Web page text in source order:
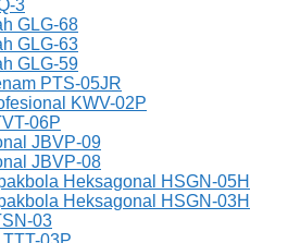
3
GLG-68
GLG-63
GLG-59
PTS-05JR
KWV-02P
06P
JBVP-09
JBVP-08
Heksagonal HSGN-05H
Heksagonal HSGN-03H
03